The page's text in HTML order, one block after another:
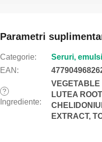
Parametri
Categorie:
Seruri,
EAN :
?
Ingrediente:
VEGETABLE
LUTEA
EXTRACT,